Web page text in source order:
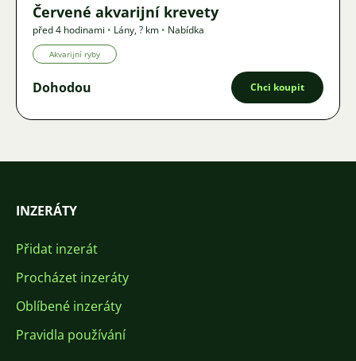
Červené akvarijní krevety
před 4 hodinami • Lány,? km • Nabídka
Akvarijní ryby
Dohodou Chci koupit
INZERÁTY
Přidat inzerát
Procházet inzeráty
Oblíbené inzeráty
Pravidla používání